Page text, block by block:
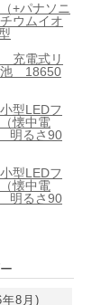
+パナソニ
ウムイオ
充電式リ
池 18650
型LEDフ
懐中電
るさ90
型LEDフ
懐中電
るさ90
8月)